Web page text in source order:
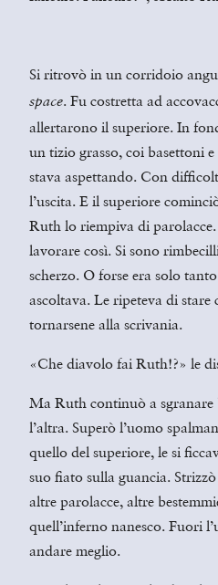
Si ritrovò in un corridoio
space. Fu costretta ad
allertarono il superiore. In
un tizio grasso, coi basettoni
stava aspettando. Con
l’uscita. E il superiore
Ruth lo riempiva di
lavorare così. Si sono
scherzo. O forse era solo
ascoltava. Le ripeteva di
tornarsene alla scrivania.
«Che diavolo fai Ruth!?» le
Ma Ruth continuò a sgranare
l’altra. Superò l’uomo
quello del superiore, le si
suo fiato sulla guancia.
altre parolacce, altre
quell’inferno nanesco. Fuori
andare meglio.